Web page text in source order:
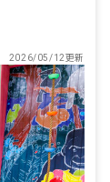
ます。 ■
外にも、未
です。
2026/05/12更新